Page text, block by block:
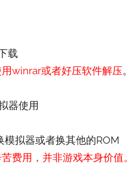
载
winrar或者好压软件解压。
器使用
模拟器或者换其他的ROM
费用，并非游戏本身价值。